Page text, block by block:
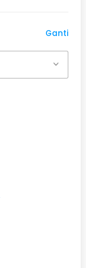
Ganti